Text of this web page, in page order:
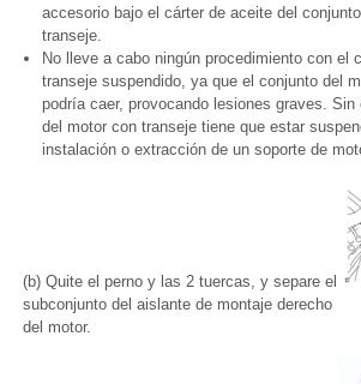
accesorio bajo el cárter de aceite del
transeje.
No lleve a cabo ningún procedimiento con el
transeje suspendido, ya que el conjunto del
podría caer, provocando lesiones graves. Sin
del motor con transeje tiene que estar
instalación o extracción de un soporte de
(b) Quite el perno y las 2 tuercas, y separe el
subconjunto del aislante de montaje derecho
del motor.